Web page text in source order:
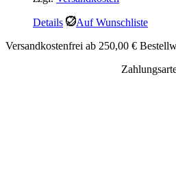
Details
Auf Wunschliste
Versandkostenfrei ab 250,00 €